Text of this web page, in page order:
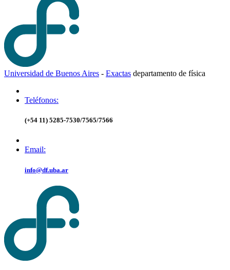
Universidad de Buenos Aires - Exactas departamento de física
Teléfonos:
(+54 11) 5285-7530/7565/7566
Email:
info@df.uba.ar